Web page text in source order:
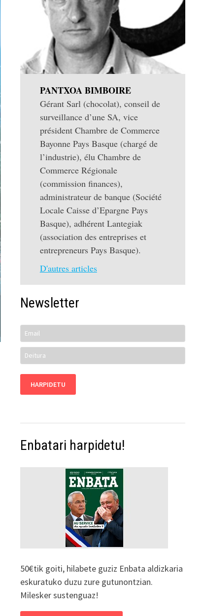
PANTXOA BIMBOIRE
Gérant Sarl (chocolat), conseil de
surveillance d’une SA, vice
président Chambre de Commerce
Bayonne Pays Basque (chargé de
l’industrie), élu Chambre de
Commerce Régionale
(commission finances),
administrateur de banque (Société
Locale Caisse d’Epargne Pays
Basque), adhérent Lantegiak
(association des entreprises et
entrepreneurs Pays Basque).
D'autres articles
Newsletter
Enbatari harpidetu!
50€tik goiti, hilabete guziz Enbata aldizkaria
eskuratuko duzu zure gutunontzian.
Milesker sustenguaz!